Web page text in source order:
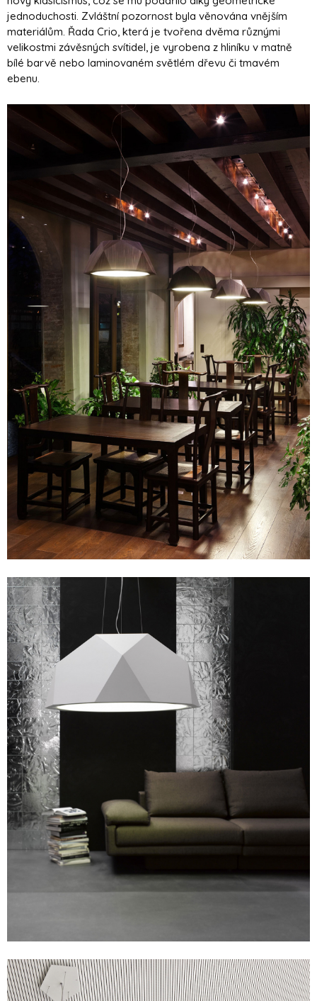
jednoduchosti. Zvláštní pozornost byla věnována vnějším
materiálům. Řada Crio, která je tvořena dvěma různými
velikostmi závěsných svítidel, je vyrobena z hliníku v matně
bílé barvě nebo laminovaném světlém dřevu či tmavém
ebenu.